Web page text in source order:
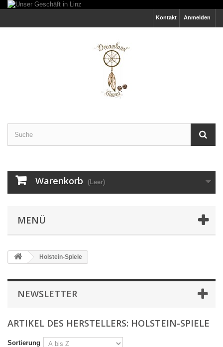
Anmelden
Kontakt
Warenkorb (Leer)
MENÜ
Holstein-Spiele
NEWSLETTER
ARTIKEL DES HERSTELLERS: HOLSTEIN-SPIELE
Sortierung